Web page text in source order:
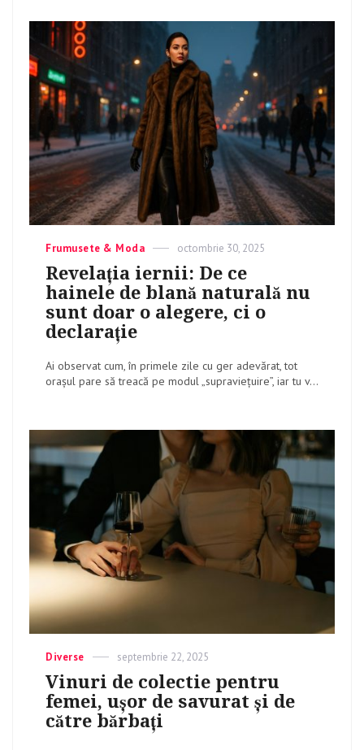
Categories
Frumusete & Moda
Posted
on
octombrie 30, 2025
Revelația iernii: De ce
hainele de blană naturală nu
sunt doar o alegere, ci o
declarație
Ai observat cum, în primele zile cu ger adevărat, tot
orașul pare să treacă pe modul „supraviețuire”, iar tu v...
Categories
Diverse
Posted
on
septembrie 22, 2025
Vinuri de colectie pentru
femei, ușor de savurat și de
către bărbați